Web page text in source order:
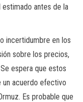
antes de la
incertidumbre en los
sobre los precios,
espera que estos
un acuerdo efectivo
Es probable que